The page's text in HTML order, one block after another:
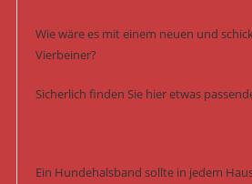
Wie wäre es mit einem neuen und
Vierbeiner?
Sicherlich finden Sie hier etwas
Ein Hundehalsband sollte in jedem